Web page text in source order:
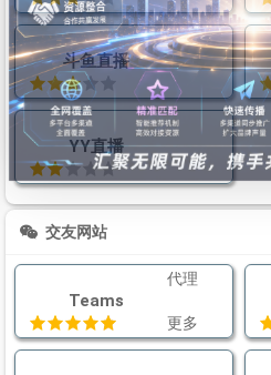
斗鱼直播
YY直播
交友网站
Teams
代理
更多